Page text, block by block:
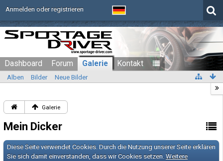
Anmelden oder registrieren
Dashboard Forum Galerie Kontakt
Alben Bilder Neue Bilder
Galerie
Mein Dicker
Diese Seite verwendet Cookies. Durch die Nutzung unserer Seite erklären
Sie sich damit einverstanden, dass wir Cookies setzen. Weitere